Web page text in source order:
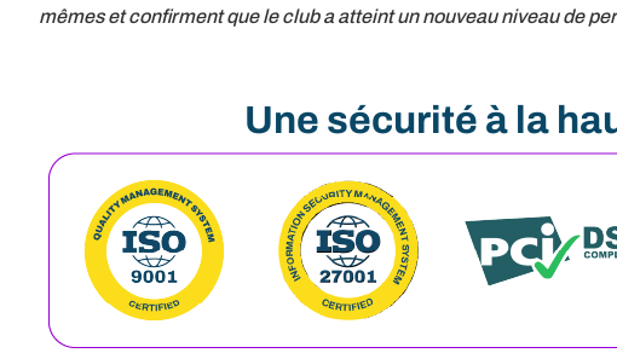
mêmes et confirment que le club a atteint un nouveau niveau de
Une sécurité à la